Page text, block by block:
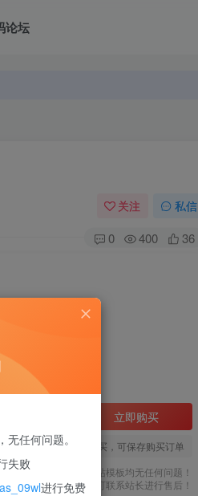
论坛
关注 私信
0 400 36
立即购买
未登录！建议登陆后购买，可保存购买订单
所有工作流及网站模板均无任何问题！
使用期间，任何问题均可联系站长进行售后！
任何问题。
失败
进行免费